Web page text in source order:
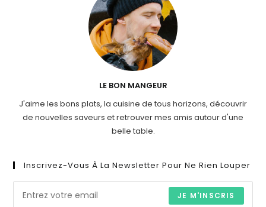
LE BON MANGEUR
J'aime les bons plats, la cuisine de tous horizons, découvrir
de nouvelles saveurs et retrouver mes amis autour d'une
belle table.
Inscrivez-Vous À La Newsletter Pour Ne Rien Louper
JE M'INSCRIS